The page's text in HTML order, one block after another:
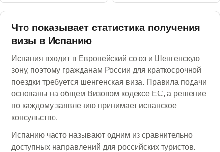
Что показывает статистика получения
визы в Испанию
Испания входит в Европейский союз и Шенгенскую
зону, поэтому гражданам России для краткосрочной
поездки требуется шенгенская виза. Правила подачи
основаны на общем Визовом кодексе ЕС, а решение
по каждому заявлению принимает испанское
консульство.
Испанию часто называют одним из сравнительно
доступных направлений для российских туристов.